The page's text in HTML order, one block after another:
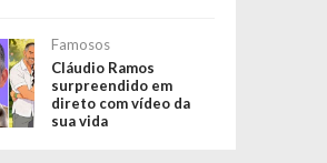
Famosos
Cláudio Ramos
surpreendido em
direto com vídeo da
sua vida